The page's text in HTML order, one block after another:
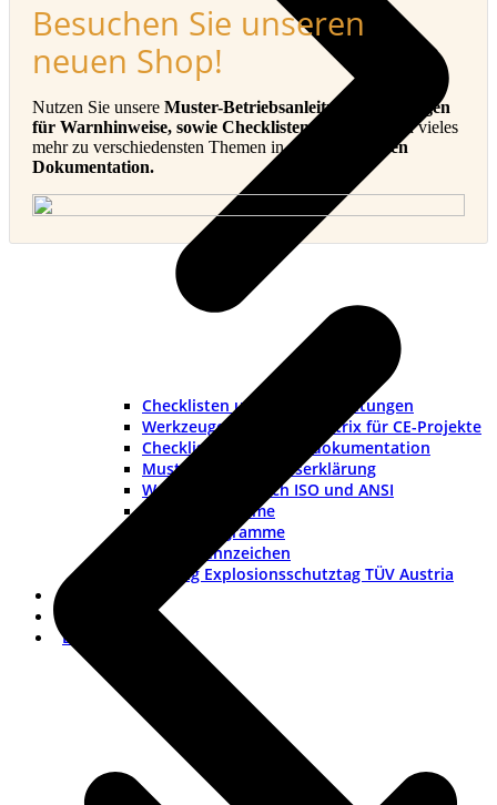
Checklisten und Musteranleitungen
Werkzeuge und Rollenmatrix für CE-Projekte
Checkliste Lieferantendokumentation
Muster-Konformitätserklärung
Warnhinweise nach ISO und ANSI
ISO-Piktogramme
ANSI-Piktogramme
Länderkennzeichen
Vortrag Explosionsschutztag TÜV Austria
Dokumentation
Besuchen Sie unseren
neuen Shop!
Nutzen Sie unsere Muster-Betriebsanleitungen, Vorlagen
für Warnhinweise, sowie Checklisten, E-Books
und vieles
mehr zu verschiedensten Themen in der
Technischen
Dokumentation.